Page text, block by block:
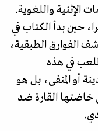
الإثنية واللغوية.
حين بدأ الكتاب في
الفوارق الطبقية،
في هذه
أو المنفى، بل هو
خاضتها القارة ضد